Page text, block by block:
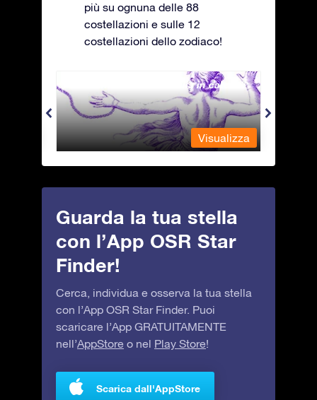
più su ognuna delle 88
costellazioni e sulle 12
costellazioni dello zodiaco!
Andromeda - La fanciulla in catene
Visualizza
Guarda la tua stella
con l’App OSR Star
Finder!
Cerca, individua e osserva la tua stella
con l’App OSR Star Finder. Puoi
scaricare l’App GRATUITAMENTE
nell’AppStore o nel Play Store!
Scarica dall'AppStore